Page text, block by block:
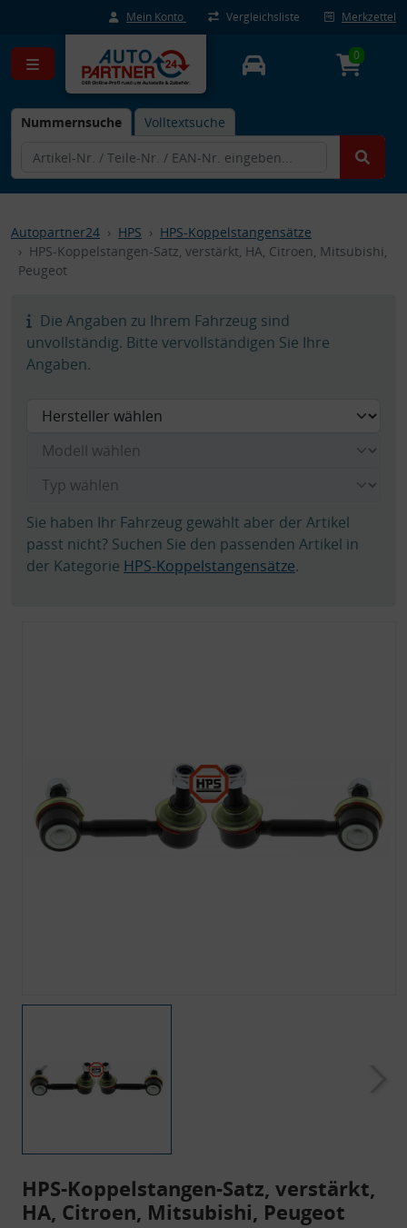
Mein Konto Vergleichsliste Merkzettel
Nummernsuche Volltextsuche
0
Autopartner24 HPS
HPS-Koppelstangensätze
HPS-Koppelstangen-Satz, verstärkt, HA, Citroen, Mitsubishi,
Peugeot
Die Angaben zu Ihrem Fahrzeug sind
unvollständig. Bitte vervollständigen Sie Ihre
Angaben.
Sie haben Ihr Fahrzeug gewählt aber der Artikel
passt nicht? Suchen Sie den passenden Artikel in
der Kategorie HPS-Koppelstangensätze.
HPS-Koppelstangen-Satz, verstärkt,
HA, Citroen, Mitsubishi, Peugeot